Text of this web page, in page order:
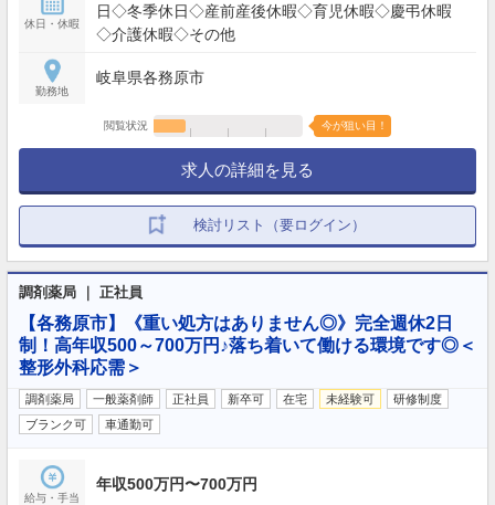
休日・休暇
日◇冬季休日◇産前産後休暇◇育児休暇◇慶弔休暇
◇介護休暇◇その他
勤務地
岐阜県各務原市
閲覧状況 今が狙い目！
求人の詳細を見る
検討リスト（要ログイン）
調剤薬局 ｜ 正社員
【各務原市】《重い処方はありません◎》完全週休2日
制！高年収500～700万円♪落ち着いて働ける環境です◎＜
整形外科応需＞
調剤薬局 一般薬剤師 正社員 新卒可 在宅 未経験可
研修制度
ブランク可
車通勤可
給与・手当
年収500万円〜700万円